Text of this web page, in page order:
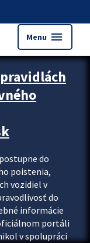
Menu menu
do
poistenia,
vozidiel v
do
informácie
portáli
v spolupráci